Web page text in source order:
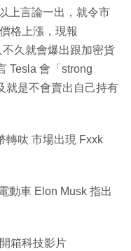
上言論一出，就令市
格上漲，現報
久就會爆出跟加密貨
Tesla 會「strong
就是不會賣出自己持有
轉呔 市場出現 Fxxk
動車 Elon Musk 指出
箱科技影片